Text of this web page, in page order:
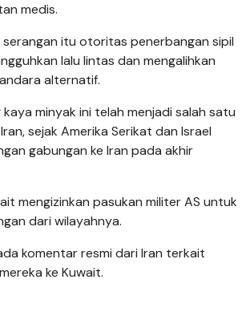
medis.
serangan itu otoritas penerbangan sipil
lalu lintas dan mengalihkan
alternatif.
minyak ini telah menjadi salah satu
sejak Amerika Serikat dan Israel
gabungan ke Iran pada akhir
mengizinkan pasukan militer AS untuk
dari wilayahnya.
komentar resmi dari Iran terkait
ke Kuwait.